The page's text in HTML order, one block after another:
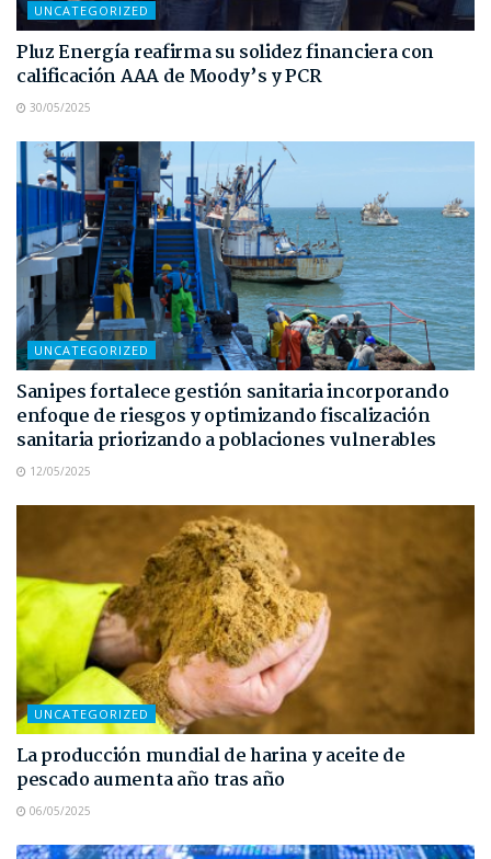
UNCATEGORIZED
Pluz Energía reafirma su solidez financiera con
calificación AAA de Moody’s y PCR
30/05/2025
UNCATEGORIZED
Sanipes fortalece gestión sanitaria incorporando
enfoque de riesgos y optimizando fiscalización
sanitaria priorizando a poblaciones vulnerables
12/05/2025
UNCATEGORIZED
La producción mundial de harina y aceite de
pescado aumenta año tras año
06/05/2025